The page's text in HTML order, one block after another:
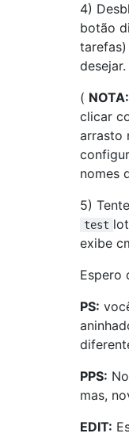
4)
botão
desejar.
( NOTA:
clicar
arrasto
nomes
5)
test
exibe
Espero
PS:
PPS:
mas,
EDIT: